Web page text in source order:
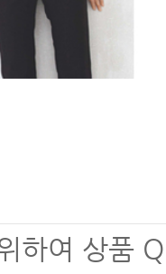
하여 상품